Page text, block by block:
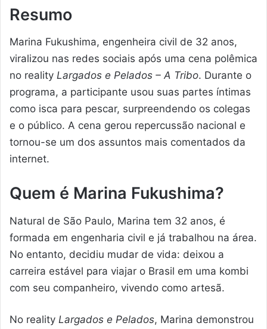
Resumo
Marina Fukushima, engenheira civil de 32 anos,
viralizou nas redes sociais após uma cena polêmica
no reality Largados e Pelados – A Tribo. Durante o
programa, a participante usou suas partes íntimas
como isca para pescar, surpreendendo os colegas
e o público. A cena gerou repercussão nacional e
tornou-se um dos assuntos mais comentados da
internet.
Quem é Marina Fukushima?
Natural de São Paulo, Marina tem 32 anos, é
formada em engenharia civil e já trabalhou na área.
No entanto, decidiu mudar de vida: deixou a
carreira estável para viajar o Brasil em uma kombi
com seu companheiro, vivendo como artesã.
No reality Largados e Pelados, Marina demonstrou